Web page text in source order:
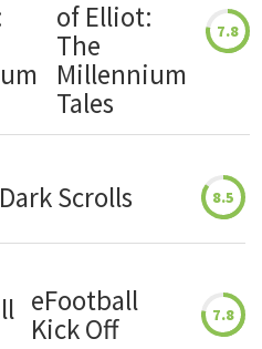
of Elliot:
The
Millennium
Tales
7.8
Dark Scrolls 8.5
eFootball
Kick Off
7.8